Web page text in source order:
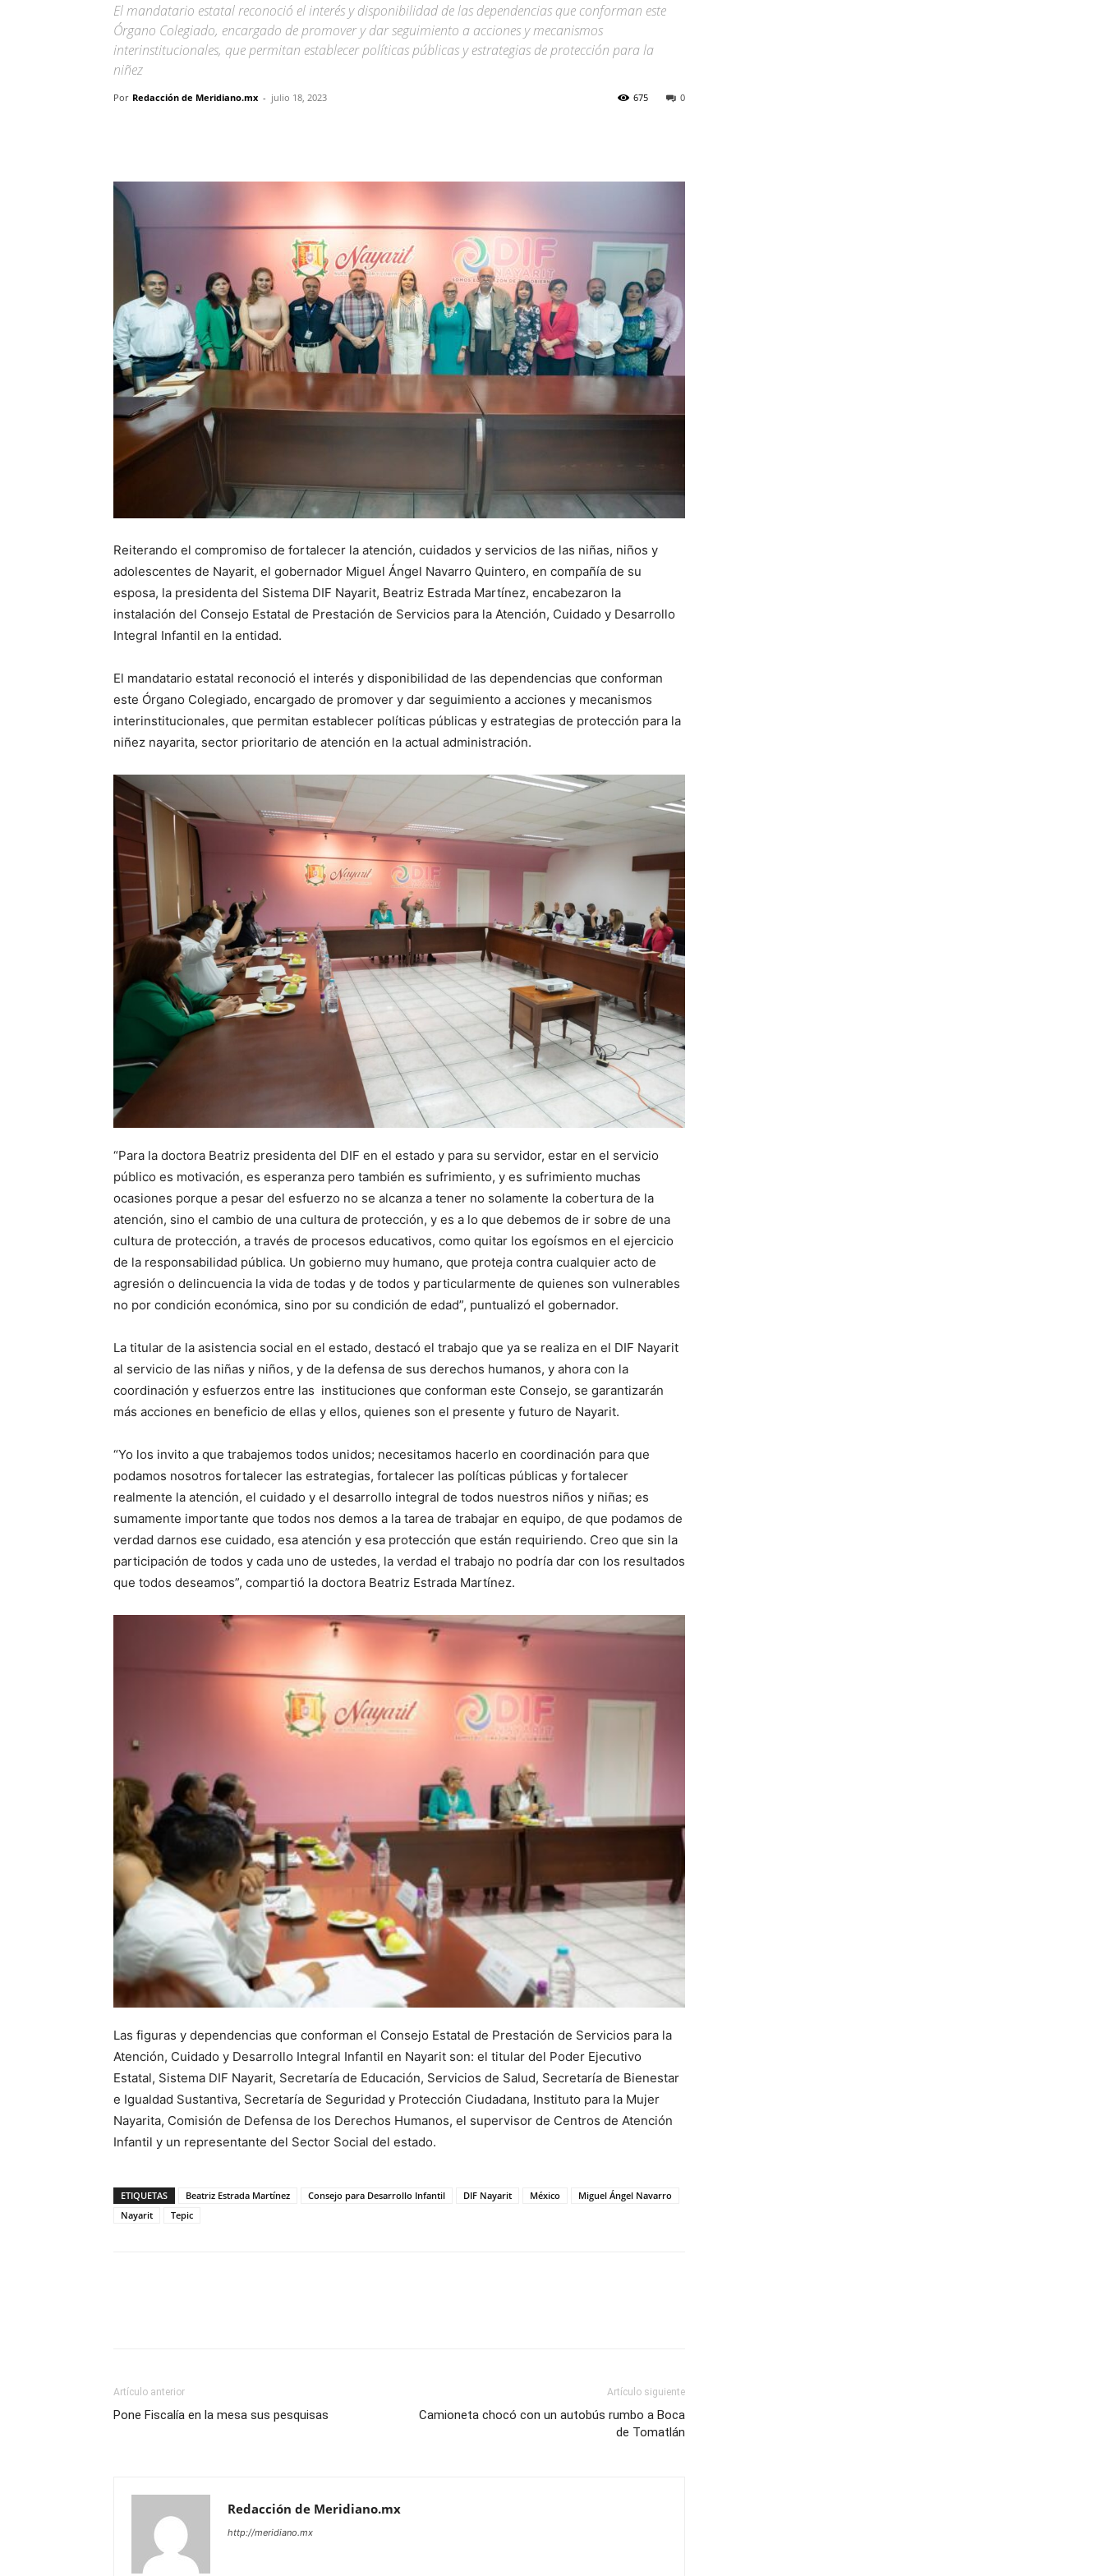
El mandatario estatal reconoció el interés y disponibilidad de las dependencias que conforman este
Órgano Colegiado, encargado de promover y dar seguimiento a acciones y mecanismos
interinstitucionales, que permitan establecer políticas públicas y estrategias de protección para la
niñez
Por Redacción de Meridiano.mx - julio 18, 2023 0
675
Reiterando el compromiso de fortalecer la atención, cuidados y servicios de las niñas, niños y
adolescentes de Nayarit, el gobernador Miguel Ángel Navarro Quintero, en compañía de su
esposa, la presidenta del Sistema DIF Nayarit, Beatriz Estrada Martínez, encabezaron la
instalación del Consejo Estatal de Prestación de Servicios para la Atención, Cuidado y Desarrollo
Integral Infantil en la entidad.
El mandatario estatal reconoció el interés y disponibilidad de las dependencias que conforman
este Órgano Colegiado, encargado de promover y dar seguimiento a acciones y mecanismos
interinstitucionales, que permitan establecer políticas públicas y estrategias de protección para la
niñez nayarita, sector prioritario de atención en la actual administración.
“Para la doctora Beatriz presidenta del DIF en el estado y para su servidor, estar en el servicio
público es motivación, es esperanza pero también es sufrimiento, y es sufrimiento muchas
ocasiones porque a pesar del esfuerzo no se alcanza a tener no solamente la cobertura de la
atención, sino el cambio de una cultura de protección, y es a lo que debemos de ir sobre de una
cultura de protección, a través de procesos educativos, como quitar los egoísmos en el ejercicio
de la responsabilidad pública. Un gobierno muy humano, que proteja contra cualquier acto de
agresión o delincuencia la vida de todas y de todos y particularmente de quienes son vulnerables
no por condición económica, sino por su condición de edad”, puntualizó el gobernador.
La titular de la asistencia social en el estado, destacó el trabajo que ya se realiza en el DIF Nayarit
al servicio de las niñas y niños, y de la defensa de sus derechos humanos, y ahora con la
coordinación y esfuerzos entre las instituciones que conforman este Consejo, se garantizarán
más acciones en beneficio de ellas y ellos, quienes son el presente y futuro de Nayarit.
“Yo los invito a que trabajemos todos unidos; necesitamos hacerlo en coordinación para que
podamos nosotros fortalecer las estrategias, fortalecer las políticas públicas y fortalecer
realmente la atención, el cuidado y el desarrollo integral de todos nuestros niños y niñas; es
sumamente importante que todos nos demos a la tarea de trabajar en equipo, de que podamos de
verdad darnos ese cuidado, esa atención y esa protección que están requiriendo. Creo que sin la
participación de todos y cada uno de ustedes, la verdad el trabajo no podría dar con los resultados
que todos deseamos”, compartió la doctora Beatriz Estrada Martínez.
Las figuras y dependencias que conforman el Consejo Estatal de Prestación de Servicios para la
Atención, Cuidado y Desarrollo Integral Infantil en Nayarit son: el titular del Poder Ejecutivo
Estatal, Sistema DIF Nayarit, Secretaría de Educación, Servicios de Salud, Secretaría de Bienestar
e Igualdad Sustantiva, Secretaría de Seguridad y Protección Ciudadana, Instituto para la Mujer
Nayarita, Comisión de Defensa de los Derechos Humanos, el supervisor de Centros de Atención
Infantil y un representante del Sector Social del estado.
ETIQUETAS Beatriz Estrada Martínez Consejo para Desarrollo Infantil DIF Nayarit México
Miguel Ángel Navarro
Nayarit
Tepic
Artículo anterior
Pone Fiscalía en la mesa sus pesquisas
Artículo siguiente
Camioneta chocó con un autobús rumbo a Boca
de Tomatlán
Redacción de Meridiano.mx
http://meridiano.mx